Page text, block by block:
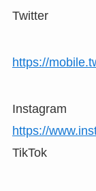
Twitter
https://
Instagram
https://
TikTok